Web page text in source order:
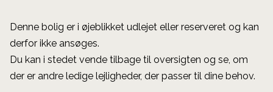
Denne bolig er i øjeblikket udlejet eller reserveret og kan
derfor ikke ansøges.
Du kan i stedet vende tilbage til oversigten og se, om
der er andre ledige lejligheder, der passer til dine behov.